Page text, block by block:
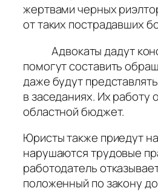
жертвами черных
от таких пострадавших
Адвокаты дадут
помогут составить
даже будут
в заседаниях. Их работу
областной бюджет.
Юристы также приедут
нарушаются трудовые
работодатель
положенный по закону